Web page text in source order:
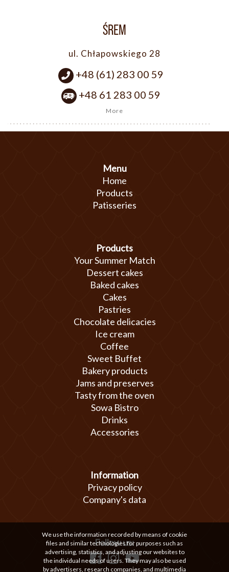
ŚREM
ul. Chłapowskiego 28
+48 (61) 283 00 59
+48 61 283 00 59
More
Menu
Home
Products
Patisseries
Products
Your Summer Match
Dessert cakes
Baked cakes
Cakes
Pastries
Chocolate delicacies
Ice cream
Coffee
Sweet Buffet
Bakery products
Jams and preserves
Tasty from the oven
Sowa Bistro
Drinks
Accessories
Information
Privacy policy
Company's data
Follow us:
We use the information recorded by means of cookie
files and similar technologies for purposes such as
advertising, statistics, and adjusting our websites to
the individual needs of users. They may also be used
by advertisers, research companies, and multimedia